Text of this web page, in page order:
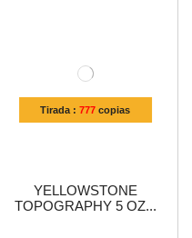
Tirada :777 copias
YELLOWSTONE
TOPOGRAPHY 5 OZ...